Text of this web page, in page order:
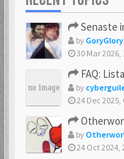
Senaste
byGoryGlory
30 Mar 2026,
FAQ:
by
24 Dec 2025,
by
24 Oct 2024,